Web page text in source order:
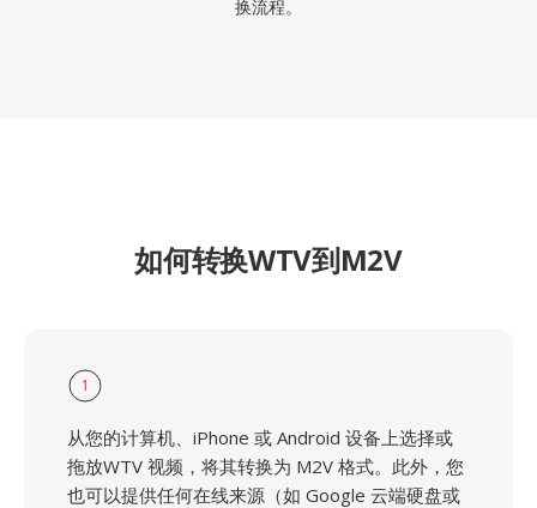
换流程。
如何转换WTV到M2V
1
从您的计算机、iPhone 或 Android 设备上选择或
拖放WTV 视频，将其转换为 M2V 格式。此外，您
也可以提供任何在线来源（如 Google 云端硬盘或